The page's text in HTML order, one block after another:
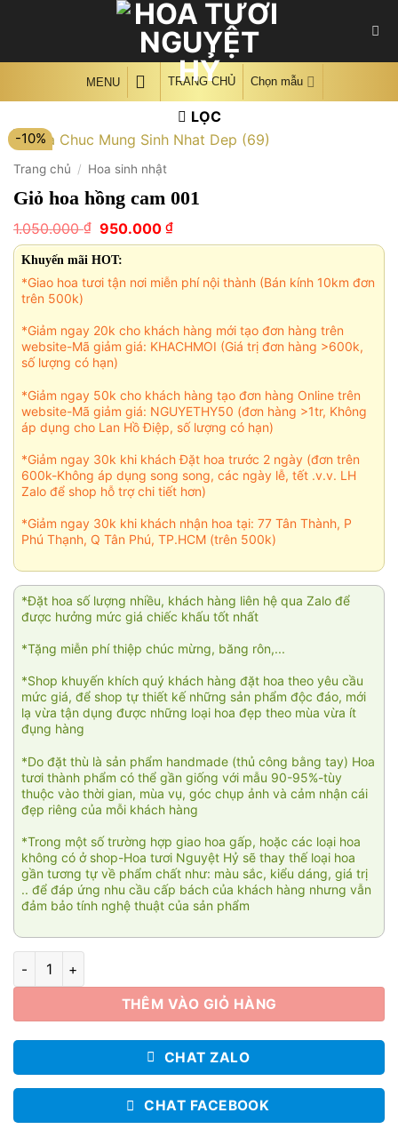
MENU TRANG CHỦ Chọn mẫu
LỌC
-10%
Trang chủ / Hoa sinh nhật
Giỏ hoa hồng cam 001
1.050.000₫ Giá
gốc
là:
1.050.000 ₫.
950.000 ₫Giá
hiện
950.000 ₫.
Khuyến mãi HOT:
*Giao hoa tươi tận nơi miễn phí nội thành (Bán kính 10km đơn
trên 500k)
*Giảm ngay 20k cho khách hàng mới tạo đơn hàng trên
website-Mã giảm giá: KHACHMOI (Giá trị đơn hàng >600k,
số lượng có hạn)
*Giảm ngay 50k cho khách hàng tạo đơn hàng Online trên
website-Mã giảm giá: NGUYETHY50 (đơn hàng >1tr, Không
áp dụng cho Lan Hồ Điệp, số lượng có hạn)
*Giảm ngay 30k khi khách Đặt hoa trước 2 ngày (đơn trên
600k-Không áp dụng song song, các ngày lễ, tết .v.v. LH
Zalo để shop hỗ trợ chi tiết hơn)
*Giảm ngay 30k khi khách nhận hoa tại: 77 Tân Thành, P
Phú Thạnh, Q Tân Phú, TP.HCM (trên 500k)
*Đặt hoa số lượng nhiều, khách hàng liên hệ qua Zalo để
được hưởng mức giá chiếc khấu tốt nhất
*Tặng miễn phí thiệp chúc mừng, băng rôn,...
*Shop khuyến khích quý khách hàng đặt hoa theo yêu cầu
mức giá, để shop tự thiết kế những sản phẩm độc đáo, mới
lạ vừa tận dụng được những loại hoa đẹp theo mùa vừa ít
đụng hàng
*Do đặt thù là sản phẩm handmade (thủ công bằng tay) Hoa
tươi thành phẩm có thể gần giống với mẫu 90-95%-tùy
thuộc vào thời gian, mùa vụ, góc chụp ảnh và cảm nhận cái
đẹp riêng của mỗi khách hàng
*Trong một số trường hợp giao hoa gấp, hoặc các loại hoa
không có ở shop-Hoa tươi Nguyệt Hỷ sẽ thay thế loại hoa
gần tương tự về phẩm chất như: màu sắc, kiểu dáng, giá trị
.. để đáp ứng nhu cầu cấp bách của khách hàng nhưng vẫn
đảm bảo tính nghệ thuật của sản phẩm
Giỏ hoa hồng cam 001 số lượng
THÊM VÀO GIỎ HÀNG
CHAT ZALO
CHAT FACEBOOK